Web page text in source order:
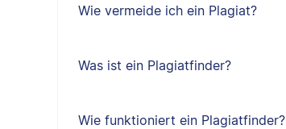
Wie vermeide ich ein Plagiat?
Was ist ein Plagiatfinder?
Wie funktioniert ein Plagiatfinder?